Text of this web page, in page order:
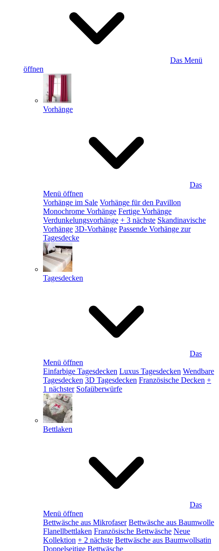
Das Menü
öffnen
Vorhänge
Das
Menü öffnen
Vorhänge im Sale Vorhänge für den Pavillon
Monochrome Vorhänge Fertige Vorhänge
Verdunkelungsvorhänge + 3 nächste Skandinavische
Vorhänge 3D-Vorhänge Passende Vorhänge zur
Tagesdecke
Tagesdecken
Das
Menü öffnen
Einfarbige Tagesdecken Luxus Tagesdecken Wendbare
Tagesdecken 3D Tagesdecken Französische Decken +
1 nächster Sofaüberwürfe
Bettlaken
Das
Menü öffnen
Bettwäsche aus Mikrofaser Bettwäsche aus Baumwolle
Flanellbettlaken Französische Bettwäsche Neue
Kollektion + 2 nächste Bettwäsche aus Baumwollsatin
Doppelseitige Bettwäsche